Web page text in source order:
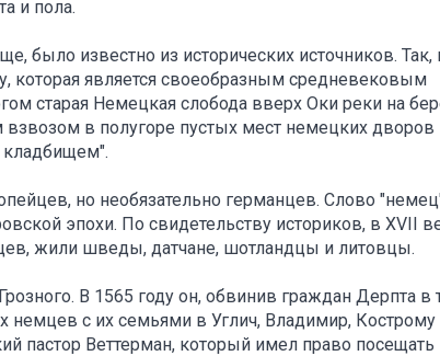
и пола.
было известно из исторических источников. Так,
которая является своеобразным средневековым
старая Немецкая слобода вверх Оки реки на
в полугоре пустых мест немецких дворов
кладбищем".
но необязательно германцев. Слово
эпохи. По свидетельству историков, в XVII
жили шведы, датчане, шотландцы и литовцы.
В 1565 году он, обвинив граждан Дерпта в
немцев с их семьями в Углич, Владимир, Кострому
пастор Веттерман, который имел право посещать